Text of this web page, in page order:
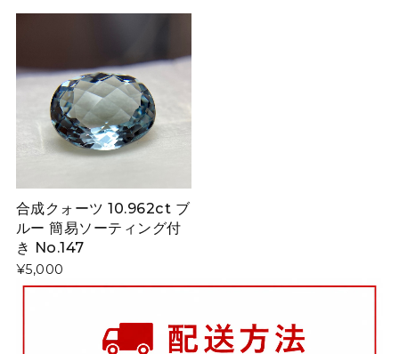
合成クォーツ 10.962ct ブ
ルー 簡易ソーティング付
き No.147
¥5,000